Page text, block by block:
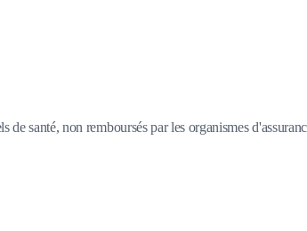
santé, non remboursés par les organismes